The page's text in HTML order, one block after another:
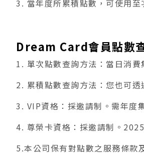
3. 當年度所累積點數，可使用
Dream Card會員點數
1. 單次點數查詢方法：當日消
2. 累積點數查詢方法：您也可
3. VIP資格：採邀請制。需年度
4. 尊榮卡資格：採邀請制。
5.本公司保有對點數之服務條款